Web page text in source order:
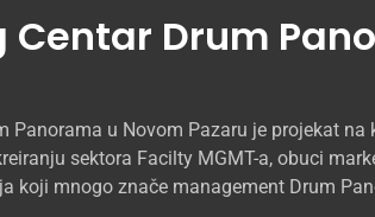
Centar Drum
Panorama u Novom Pazaru je projekat
sektora Facilty MGMT-a, obuci
koji mnogo znače management Drum